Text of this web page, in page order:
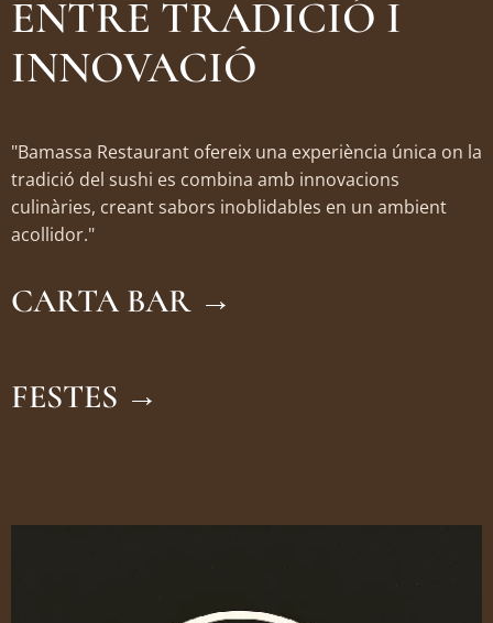
ENTRE TRADICIÓ I
INNOVACIÓ
"Bamassa Restaurant ofereix una experiència única on la
tradició del sushi es combina amb innovacions
culinàries, creant sabors inoblidables en un ambient
acollidor."
CARTA BAR →
FESTES →